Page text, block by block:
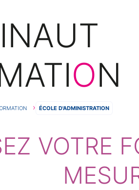
ON
FIL
ÉCOLE D'ADMINISTRATION
VOTRE